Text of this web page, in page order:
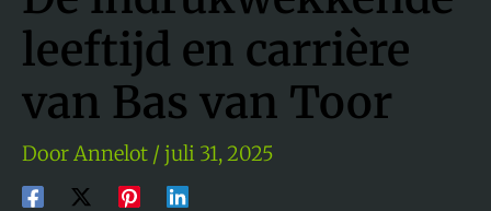
leeftijd en carrière
van Bas van Toor
DoorAnnelot / juli 31, 2025